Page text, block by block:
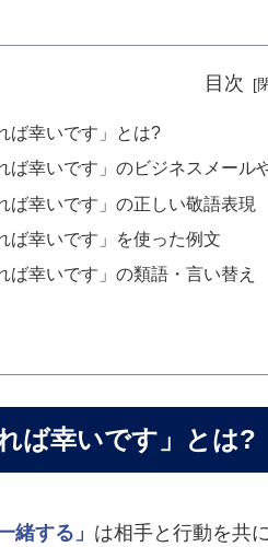
目次
ば幸いです」とは?
ば幸いです」のビジネスメー
ば幸いです」の正しい敬語表現
ば幸いです」を使った例文
ば幸いです」の類語・言い替え
ば幸いです」とは?
緒する」 は相手と行動を共